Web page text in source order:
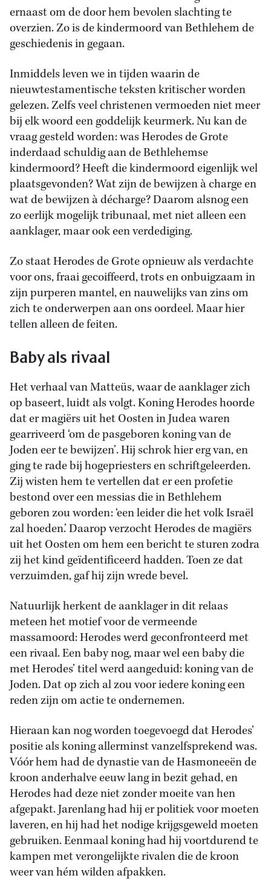
ernaast om de door hem bevolen slachting te
overzien. Zo is de kindermoord van Bethlehem de
geschiedenis in gegaan.
Inmiddels leven we in tijden waarin de
nieuwtestamentische teksten kritischer worden
gelezen. Zelfs veel christenen vermoeden niet meer
bij elk woord een goddelijk keurmerk. Nu kan de
vraag gesteld worden: was Herodes de Grote
inderdaad schuldig aan de Bethlehemse
kindermoord? Heeft die kindermoord eigenlijk wel
plaatsgevonden? Wat zijn de bewijzen à charge en
wat de bewijzen à décharge? Daarom alsnog een
zo eerlijk mogelijk tribunaal, met niet alleen een
aanklager, maar ook een verdediging.
Zo staat Herodes de Grote opnieuw als verdachte
voor ons, fraai gecoiffeerd, trots en onbuigzaam in
zijn purperen mantel, en nauwelijks van zins om
zich te onderwerpen aan ons oordeel. Maar hier
tellen alleen de feiten.
Baby als rivaal
Het verhaal van Matteüs, waar de aanklager zich
op baseert, luidt als volgt. Koning Herodes hoorde
dat er magiërs uit het Oosten in Judea waren
gearriveerd ‘om de pasgeboren koning van de
Joden eer te bewijzen’. Hij schrok hier erg van, en
ging te rade bij hogepriesters en schriftgeleerden.
Zij wisten hem te vertellen dat er een profetie
bestond over een messias die in Bethlehem
geboren zou worden: ‘een leider die het volk Israël
zal hoeden.’ Daarop verzocht Herodes de magiërs
uit het Oosten om hem een bericht te sturen zodra
zij het kind geïdentificeerd hadden. Toen ze dat
verzuimden, gaf hij zijn wrede bevel.
Natuurlijk herkent de aanklager in dit relaas
meteen het motief voor de vermeende
massamoord: Herodes werd geconfronteerd met
een rivaal. Een baby nog, maar wel een baby die
met Herodes’ titel werd aangeduid: koning van de
Joden. Dat op zich al zou voor iedere koning een
reden zijn om actie te ondernemen.
Hieraan kan nog worden toegevoegd dat Herodes’
positie als koning allerminst vanzelfsprekend was.
Vóór hem had de dynastie van de Hasmoneeën de
kroon anderhalve eeuw lang in bezit gehad, en
Herodes had deze niet zonder moeite van hen
afgepakt. Jarenlang had hij er politiek voor moeten
laveren, en hij had het nodige krijgsgeweld moeten
gebruiken. Eenmaal koning had hij voortdurend te
kampen met verongelijkte rivalen die de kroon
weer van hém wilden afpakken.